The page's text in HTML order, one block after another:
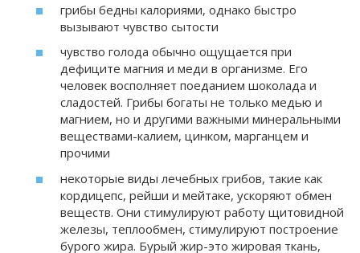
грибы бедны калориями, однако быстро
вызывают чувство сытости
чувство голода обычно ощущается при
дефиците магния и меди в организме. Его
человек восполняет поеданием шоколада и
сладостей. Грибы богаты не только медью и
магнием, но и другими важными минеральными
веществами-калием, цинком, марганцем и
прочими
некоторые виды лечебных грибов, такие как
кордицепс, рейши и мейтаке, ускоряют обмен
веществ. Они стимулируют работу щитовидной
железы, теплообмен, стимулируют построение
бурого жира. Бурый жир-это жировая ткань,